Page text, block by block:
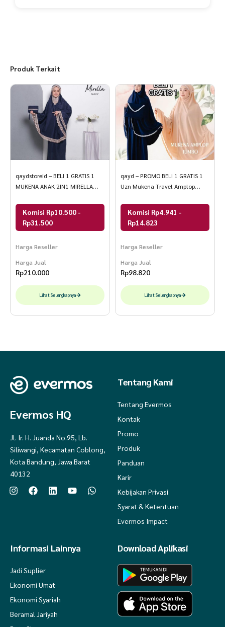
Produk Terkait
qaydstoreid – BELI 1 GRATIS 1
MUKENA ANAK 2IN1 MIRELLA
Komisi Rp10.500 -
Rp31.500
Harga Reseller
Harga Jual
Rp210.000
Lihat Selengkapnya
qayd – PROMO BELI 1 GRATIS 1
Uzn Mukena Travel Amplop
Komisi Rp4.941 -
Rp14.823
Harga Reseller
Harga Jual
Rp98.820
Lihat Selengkapnya
Evermos HQ
Jl. Ir. H. Juanda No.95, Lb.
Siliwangi, Kecamatan Coblong,
Kota Bandung, Jawa Barat
40132
Tentang Kami
Tentang Evermos
Kontak
Promo
Produk
Panduan
Karir
Kebijakan Privasi
Syarat & Ketentuan
Evermos Impact
Informasi Lainnya
Jadi Suplier
Ekonomi Umat
Ekonomi Syariah
Beramal Jariyah
Download Aplikasi